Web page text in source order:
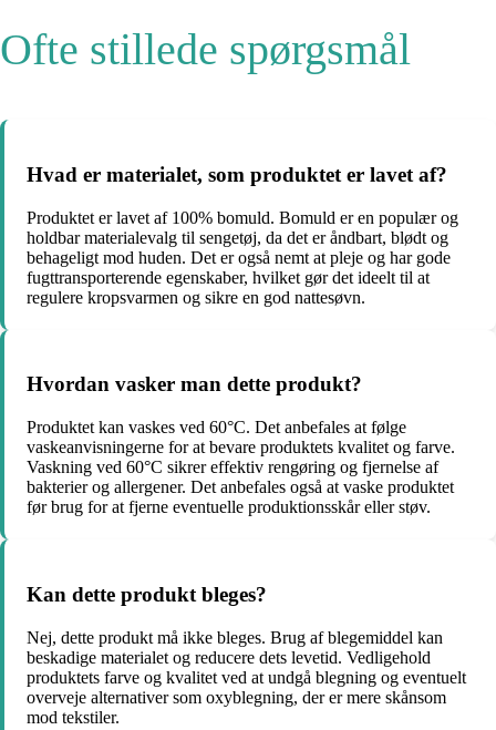
Ofte stillede spørgsmål
Hvad er materialet, som produktet er lavet af?
Produktet er lavet af 100% bomuld. Bomuld er en populær og
holdbar materialevalg til sengetøj, da det er åndbart, blødt og
behageligt mod huden. Det er også nemt at pleje og har gode
fugttransporterende egenskaber, hvilket gør det ideelt til at
regulere kropsvarmen og sikre en god nattesøvn.
Hvordan vasker man dette produkt?
Produktet kan vaskes ved 60°C. Det anbefales at følge
vaskeanvisningerne for at bevare produktets kvalitet og farve.
Vaskning ved 60°C sikrer effektiv rengøring og fjernelse af
bakterier og allergener. Det anbefales også at vaske produktet
før brug for at fjerne eventuelle produktionsskår eller støv.
Kan dette produkt bleges?
Nej, dette produkt må ikke bleges. Brug af blegemiddel kan
beskadige materialet og reducere dets levetid. Vedligehold
produktets farve og kvalitet ved at undgå blegning og eventuelt
overveje alternativer som oxyblegning, der er mere skånsom
mod tekstiler.